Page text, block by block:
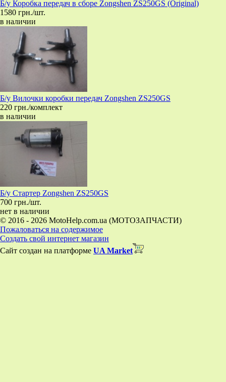
Б/у Коробка передач в сборе Zongshen ZS250GS (Original)
1580 грн./шт.
в наличии
Б/у Вилочки коробки передач Zongshen ZS250GS
220 грн./комплект
в наличии
Б/у Стартер Zongshen ZS250GS
700 грн./шт.
нет в наличии
© 2016 - 2026 MotoHelp.com.ua (МОТОЗАПЧАСТИ)
Пожаловаться на содержимое
Создать свой интернет магазин
Сайт создан на платформе UA Market